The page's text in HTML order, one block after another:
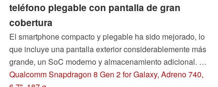
teléfono plegable con pantalla de gran
cobertura
El smartphone compacto y plegable ha sido mejorado, lo
que incluye una pantalla exterior considerablemente más
grande, un SoC moderno y almacenamiento adicional. En
este análisis descubrirás por qué a veces menos es más.
Qualcomm Snapdragon 8 Gen 2 for Galaxy, Adreno 740,